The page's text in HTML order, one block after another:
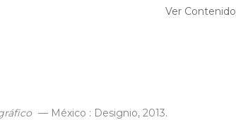
Ver Contenido
— México : Designio, 2013.